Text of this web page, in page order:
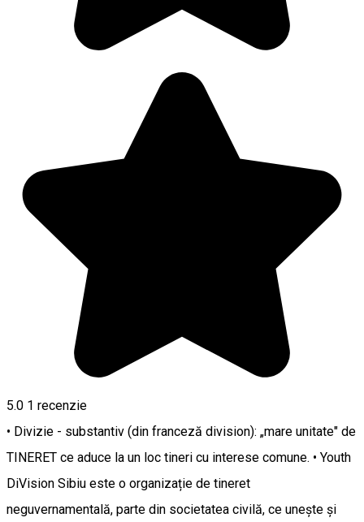
5.0 1 recenzie
• Divizie - substantiv (din franceză division): „mare unitate" de
TINERET ce aduce la un loc tineri cu interese comune. • Youth
DiVision Sibiu este o organizație de tineret
neguvernamentală, parte din societatea civilă, ce unește și